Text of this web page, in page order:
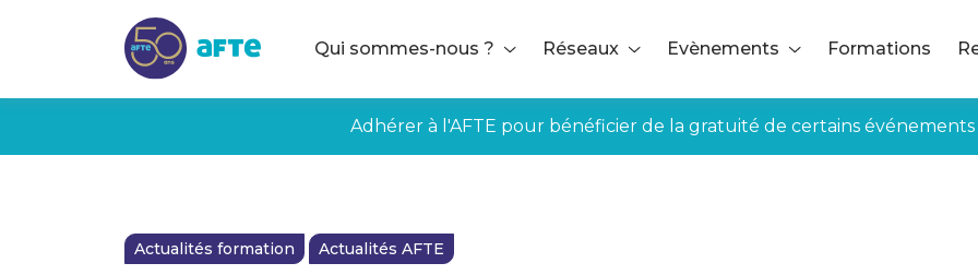
Qui sommes-nous ? Réseaux Evènements Formations
Adhérer à l'AFTE pour bénéficier de la gratuité de certains événements
Actualités formation Actualités AFTE